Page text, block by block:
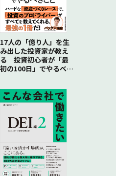
17人の「億り人」を生
み出した投資家が教え
る 投資初心者が「最
初の100日」でやるべき